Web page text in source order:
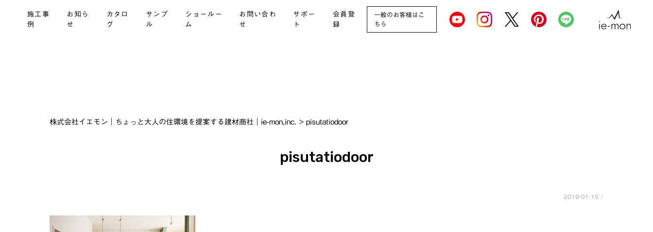
施工事
例
お知ら
せ
カタロ
グ
サンプ
ル
ショールー
ム
お問い合わ
せ
サポー
ト
会員登
録
一般のお客様はこ
ちら
株式会社イエモン｜ちょっと大人の住環境を提案する建材商社｜ie-mon,inc. > pisutatiodoor
pisutatiodoor
2019-01-15 /